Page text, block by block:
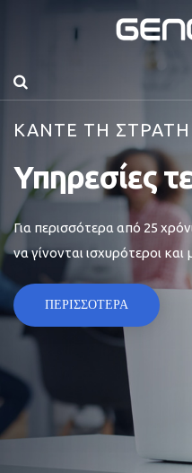
ΚΑΝΤΕ ΤΗ
Υπηρεσίες
Για περισσότερα από 25
να γίνονται ισχυρότεροι και
ΠΕΡΙΣΣΟΤΕΡΑ